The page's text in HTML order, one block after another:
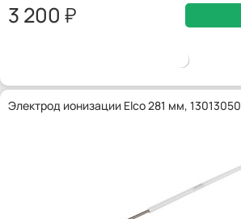
3 200
Электрод ионизации Elco 281 мм, 13013050